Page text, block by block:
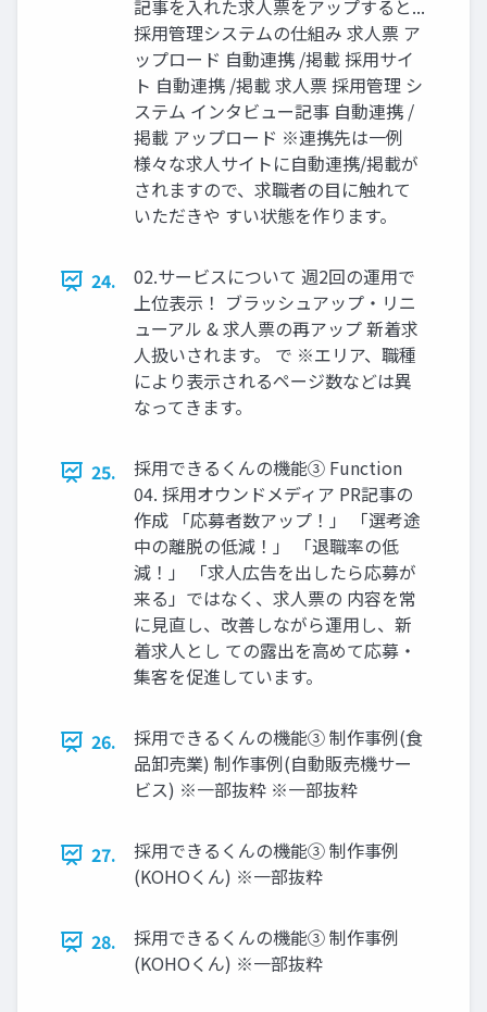
記事を⼊れた求⼈票をアップすると...
採用管理システムの仕組み 求⼈票 ア
ップロード 自動連携 /掲載 採⽤サイ
ト 自動連携 /掲載 求⼈票 採⽤管理 シ
ステム インタビュー記事 自動連携 /
掲載 アップロード ※連携先は一例
様々な求⼈サイトに⾃動連携/掲載が
されますので、求職者の⽬に触れて
いただきや すい状態を作ります。
24.
02.サービスについて 週2回の運⽤で
上位表⽰！ ブラッシュアップ‧リニ
ューアル & 求⼈票の再アップ 新着求
⼈扱いされます。 で ※エリア、職種
により表⽰されるページ数などは異
なってきます。
25.
採⽤できるくんの機能③ Function
04. 採⽤オウンドメディア PR記事の
作成 「応募者数アップ！」 「選考途
中の離脱の低減！」 「退職率の低
減！」 「求⼈広告を出したら応募が
来る」ではなく、求⼈票の 内容を常
に⾒直し、改善しながら運⽤し、新
着求⼈とし ての露出を⾼めて応募‧
集客を促進しています。
26.
採⽤できるくんの機能③ 制作事例(⾷
品卸売業) 制作事例(⾃動販売機サー
ビス) ※⼀部抜粋 ※⼀部抜粋
27.
採⽤できるくんの機能③ 制作事例
(KOHOくん) ※⼀部抜粋
28.
採⽤できるくんの機能③ 制作事例
(KOHOくん) ※⼀部抜粋